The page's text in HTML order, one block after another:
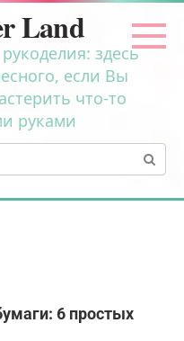
Land
здесь
если Вы
что-то
руками
6 простых